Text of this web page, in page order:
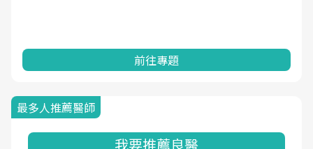
前往專題
最多人推薦醫師
我要推薦良醫